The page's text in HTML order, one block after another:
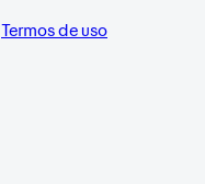
Termos de uso